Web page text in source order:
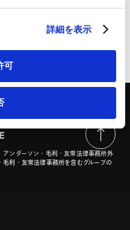
（外部サイト）
詳細を表示
可
アンダーソン・毛利・友常法律事務所外
利・友常法律事務所を含むグループの